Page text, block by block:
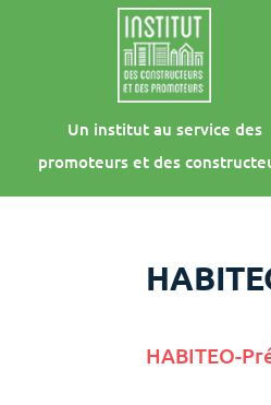
Un institut au service des
promoteurs et des
HABITEO-